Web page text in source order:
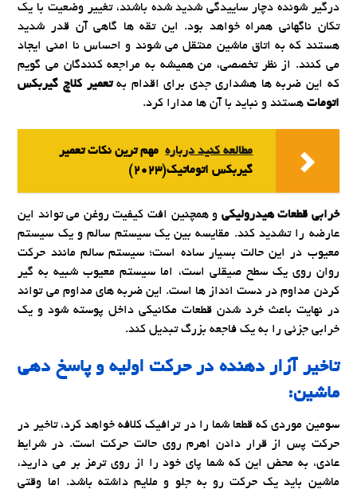
درگیر شونده دچار ساییدگی شدید شده باشند، تغییر وضعیت با یک
تکان ناگهانی همراه خواهد بود. این تقه ها گاهی آن قدر شدید
هستند که به اتاق ماشین منتقل می شوند و احساس نا امنی ایجاد
می کنند. از نظر تخصصی، من همیشه به مراجعه کنندگان می گویم
که این ضربه ها هشداری جدی برای اقدام بهتعمیر کلاچ گیربکس
اتومات هستند و نباید با آن ها مدارا کرد.
مطالعه کنید درباره‌ مهم ترین نکات تعمیر
گیربکس اتوماتیک(2023)
خرابی قطعات هیدرولیکی و همچنین افت کیفیت روغن می تواند این
عارضه را تشدید کند. مقایسه بین یک سیستم سالم و یک سیستم
معیوب در این حالت بسیار ساده است؛ سیستم سالم مانند حرکت
روان روی یک سطح صیقلی است، اما سیستم معیوب شبیه به گیر
کردن مداوم در دست انداز ها است. این ضربه های مداوم می تواند
در نهایت باعث خرد شدن قطعات مکانیکی داخل پوسته شود و یک
خرابی جزئی را به یک فاجعه بزرگ تبدیل کند.
تاخیر آزار دهنده در حرکت اولیه و پاسخ دهی
ماشین:
سومین موردی که قطعا شما را در ترافیک کلافه خواهد کرد، تاخیر در
حرکت پس از قرار دادن اهرم روی حالت حرکت است. در شرایط
عادی، به محض این که شما پای خود را از روی ترمز بر می دارید،
ماشین باید یک حرکت رو به جلو و ملایم داشته باشد. اما وقتی